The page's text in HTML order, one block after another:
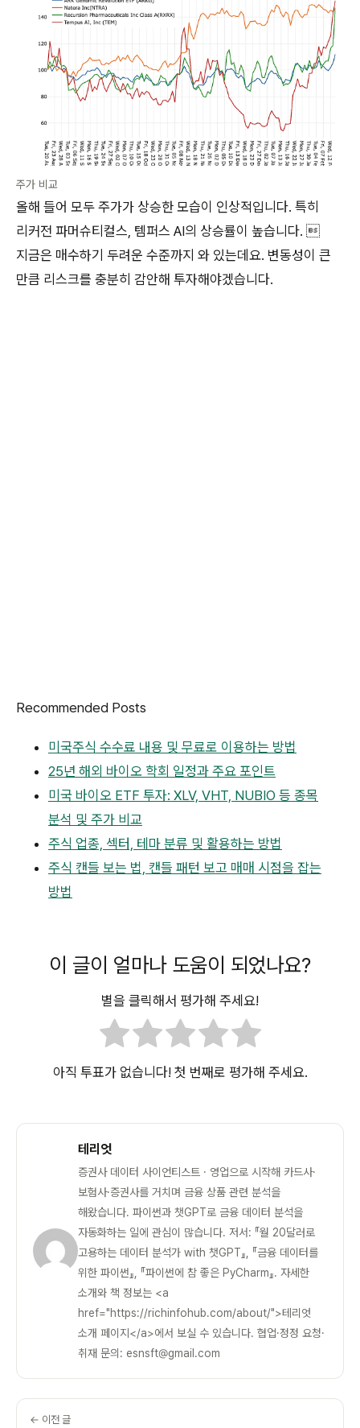
주가 비교
올해 들어 모두 주가가 상승한 모습이 인상적입니다. 특히
리커전 파머슈티컬스, 템퍼스 AI의 상승률이 높습니다. 
지금은 매수하기 두려운 수준까지 와 있는데요. 변동성이 큰
만큼 리스크를 충분히 감안해 투자해야겠습니다.
Recommended Posts
미국주식 수수료 내용 및 무료로 이용하는 방법
25년 해외 바이오 학회 일정과 주요 포인트
미국 바이오 ETF 투자: XLV, VHT, NUBIO 등 종목
분석 및 주가 비교
주식 업종, 섹터, 테마 분류 및 활용하는 방법
주식 캔들 보는 법, 캔들 패턴 보고 매매 시점을 잡는
방법
이 글이 얼마나 도움이 되었나요?
별을 클릭해서 평가해 주세요!
아직 투표가 없습니다! 첫 번째로 평가해 주세요.
테리엇
증권사 데이터 사이언티스트 · 영업으로 시작해 카드사·
보험사·증권사를 거치며 금융 상품 관련 분석을
해왔습니다. 파이썬과 챗GPT로 금융 데이터 분석을
자동화하는 일에 관심이 많습니다. 저서: 『월 20달러로
고용하는 데이터 분석가 with 챗GPT』, 『금융 데이터를
위한 파이썬』, 『파이썬에 참 좋은 PyCharm』. 자세한
소개와 책 정보는 <a
href="https://richinfohub.com/about/">테리엇
소개 페이지</a>에서 보실 수 있습니다. 협업·정정 요청·
취재 문의: esnsft@gmail.com
← 이전 글